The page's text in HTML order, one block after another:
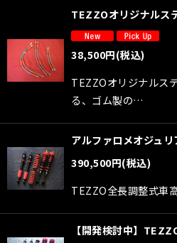
TEZZOオリジナルス
38,500円(税込)
TEZZOオリジナルス
る、ゴム製の…
アルファロメオジュ
390,500円(税込)
TEZZO全長調整式車
【開発検討中】